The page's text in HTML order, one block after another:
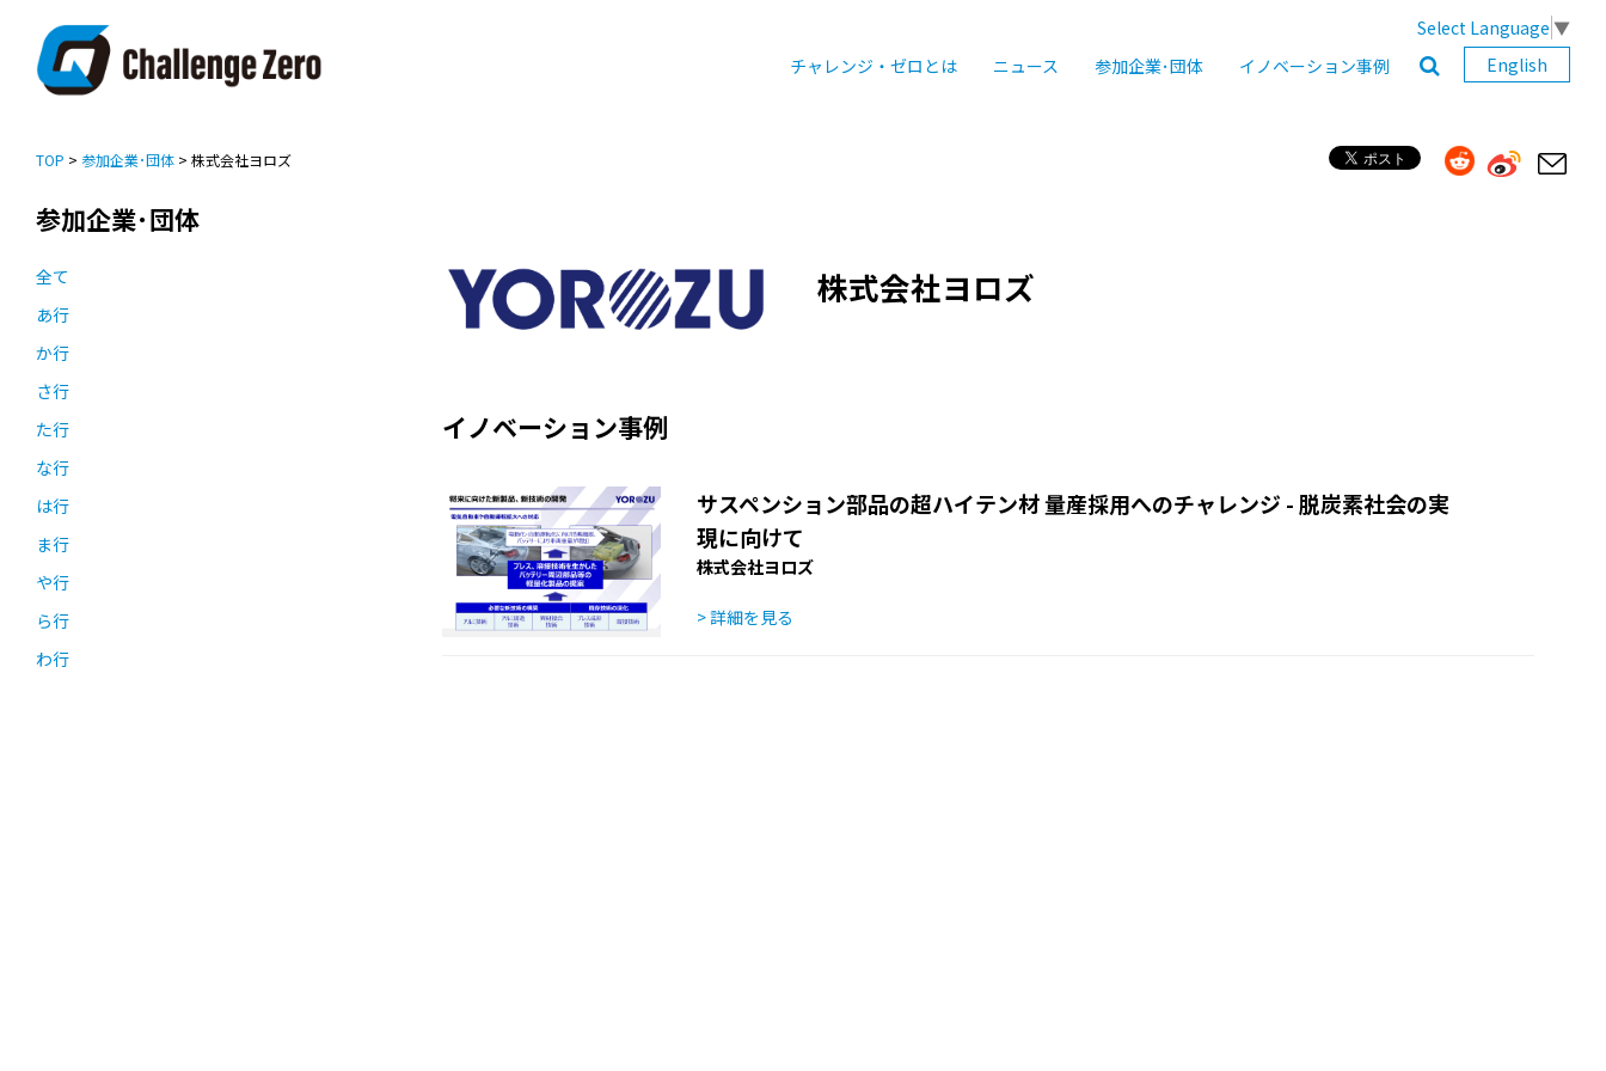
Select Language ▼
チャレンジ・ゼロとは
ニュース 参加企業･団体 イノベーション事例 English
TOP > 参加企業･団体 > 株式会社ヨロズ
参加企業･団体
全て
あ行
か行
さ行
た行
な行
は行
ま行
や行
ら行
わ行
株式会社ヨロズ
イノベーション事例
サスペンション部品の超ハイテン材 量産採用へのチャレンジ - 脱炭素社会の実
現に向けて
株式会社ヨロズ
> 詳細を見る